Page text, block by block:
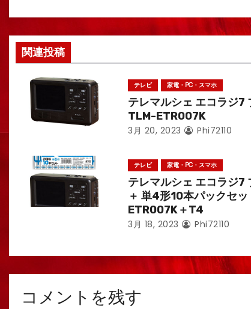
シ
ョ
ン
関連投稿
テレビ 家電・PC・スマホ
テレマルシェ エコラジ7
TLM-ETR007K
3月 20, 2023 Phi72110
テレビ 家電・PC・スマホ
テレマルシェ エコラジ7
＋ 単4形10本パックセ
ETR007K＋T4
3月 18, 2023 Phi72110
コメントを残す